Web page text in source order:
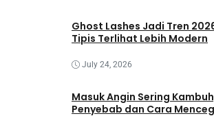
Ghost Lashes Jadi Tren
Tipis Terlihat Lebih Modern
July 24, 2026
Masuk Angin Sering
Penyebab dan Cara